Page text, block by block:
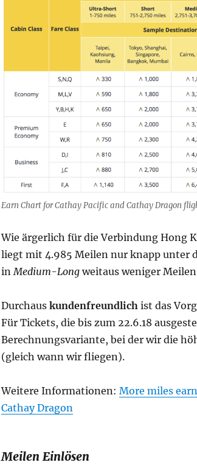
Earn Chart for Cathay Pacific and Cathay Dragon
Wie ärgerlich für die Verbindung Hong
liegt mit 4.985 Meilen nur knapp unter
inMedium-Longweitaus weniger
Durchaus kundenfreundlichist das
Für Tickets, die bis zum 22.6.18
Berechnungsvariante, bei der wir die
(gleich wann wir fliegen).
Weitere Informationen: More miles
Cathay Dragon
Meilen Einlösen